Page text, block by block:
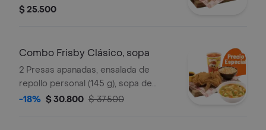
(325 ml)
$ 25.500
Combo Frisby Clásico, sopa
2 Presas apanadas, ensalada de
repollo personal (145 g), sopa de
verduras, ajiaquillo o consomé (350 g)
-18% $ 30.800 $ 37.500